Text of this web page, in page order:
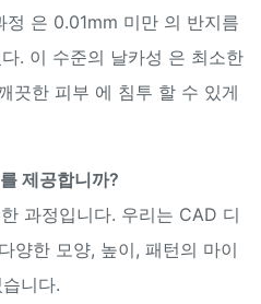
은 0.01mm 미만 의 반지름
. 이 수준의 날카성 은 최소한
끗한 피부 에 침투 할 수 있게
제공합니까?
과정입니다. 우리는 CAD 디
양한 모양, 높이, 패턴의 마이
니다.